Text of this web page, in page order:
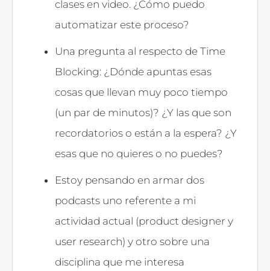
clases en video. ¿Cómo puedo
automatizar este proceso?
Una pregunta al respecto de Time
Blocking: ¿Dónde apuntas esas
cosas que llevan muy poco tiempo
(un par de minutos)? ¿Y las que son
recordatorios o están a la espera? ¿Y
esas que no quieres o no puedes?
Estoy pensando en armar dos
podcasts uno referente a mi
actividad actual (product designer y
user research) y otro sobre una
disciplina que me interesa